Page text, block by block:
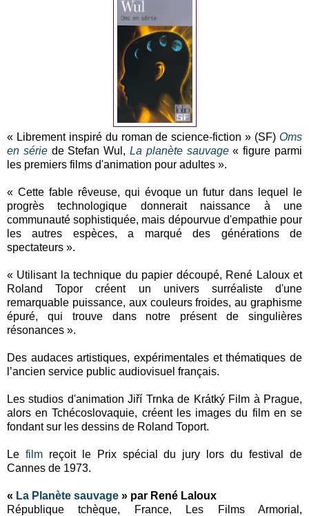
« Librement inspiré du roman de science-fiction » (SF) Oms
en sériede Stefan Wul,La planète sauvage« figure parmi
les premiers films d'animation pour adultes ».
« Cette fable rêveuse, qui évoque un futur dans lequel le
progrès technologique donnerait naissance à une
communauté sophistiquée, mais dépourvue d'empathie pour
les autres espèces, a marqué des générations de
spectateurs ».
« Utilisant la technique du papier découpé, René Laloux et
Roland Topor créent un univers surréaliste d'une
remarquable puissance, aux couleurs froides, au graphisme
épuré, qui trouve dans notre présent de singulières
résonances ».
Des audaces artistiques, expérimentales et thématiques de
l’ancien service public audiovisuel français.
Les studios d'animation Jiří Trnka de Krátký Film à Prague,
alors en Tchécoslovaquie, créent les images du film en se
fondant sur les dessins de Roland Toport.
Le filmreçoit le Prix spécial du jury lors du festival de
Cannes de 1973.
« La Planète sauvage » par René Laloux
République tchèque, France, Les Films Armorial,